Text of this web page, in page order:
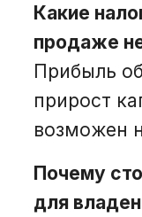
Какие
продаже
Прибыль
прирост
возможен
Почему
для